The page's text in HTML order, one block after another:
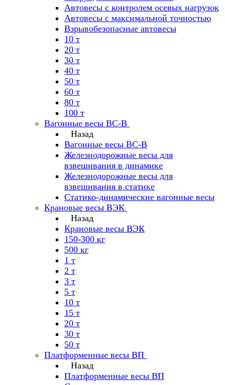
Автовесы с контролем осевых нагрузок
Автовесы с максимальной точностью
Взрывобезопасные автовесы
10 т
20 т
30 т
40 т
50 т
60 т
80 т
100 т
Вагонные весы ВС-В
Назад
Вагонные весы ВС-В
Железнодорожные весы для
взвешивания в динамике
Железнодорожные весы для
взвешивания в статике
Статико-динамические вагонные весы
Крановые весы ВЭК
Назад
Крановые весы ВЭК
150-300 кг
500 кг
1 т
2 т
3 т
5 т
10 т
15 т
20 т
30 т
50 т
Платформенные весы ВП
Назад
Платформенные весы ВП